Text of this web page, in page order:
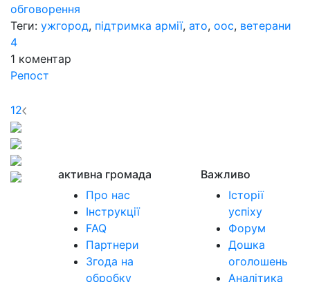
обговорення
Теги: ужгород, підтримка армії, ато, оос, ветерани
4
1 коментар
Репост
12
активна громада
Про нас
Інструкції
FAQ
Партнери
Згода на
обробку
Важливо
Історії
успіху
Форум
Дошка
оголошень
Аналітика